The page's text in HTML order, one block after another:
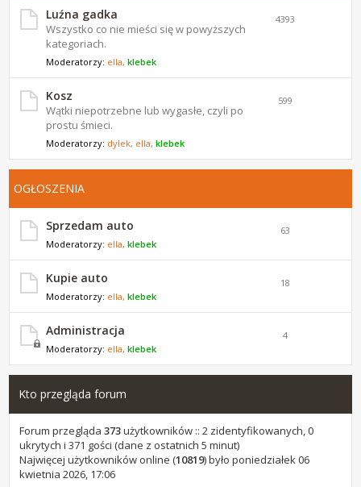
Luźna gadka
Wszystko co nie mieści się w powyższych
kategoriach.
Moderatorzy: ella,klebek
4393
Kosz
Wątki niepotrzebne lub wygasłe, czyli po
prostu śmieci.
Moderatorzy: dylek, ella,klebek
599
OGŁOSZENIA
Sprzedam auto
Moderatorzy: ella,klebek
63
Kupie auto
Moderatorzy: ella,klebek
18
Administracja
Moderatorzy: ella,klebek
4
Kto przegląda forum
Forum przegląda373użytkowników :: 2 zidentyfikowanych, 0
ukrytych i 371 gości (dane z ostatnich 5 minut)
Najwięcej użytkowników online (10819) było poniedziałek 06
kwietnia 2026, 17:06